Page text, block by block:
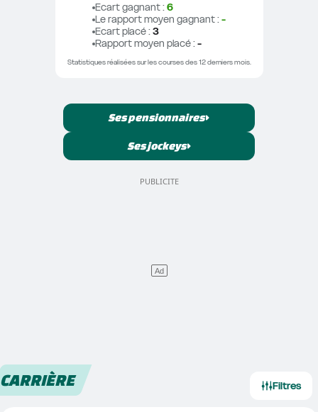
Ecart gagnant : 6
Le rapport moyen gagnant : -
Ecart placé : 3
Rapport moyen placé : -
Statistiques réalisées sur les courses des 12 derniers mois.
Ses pensionnaires
Ses jockeys
CARRIÈRE Filtres